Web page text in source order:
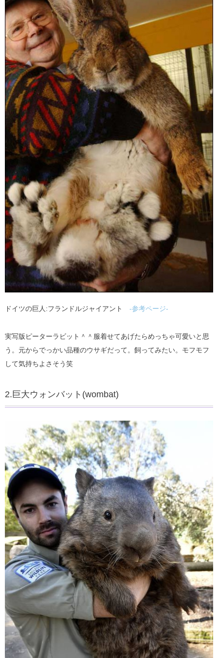
ドイツの巨人:フランドルジャイアント -参考ページ-
実写版ピーターラビット＾＾服着せてあげたらめっちゃ可愛いと思
う。元からでっかい品種のウサギだって。飼ってみたい。モフモフ
して気持ちよさそう笑
2.巨大ウォンバット(wombat)